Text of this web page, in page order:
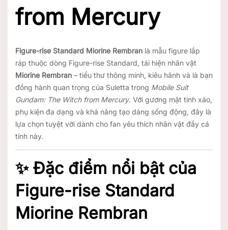
from Mercury
Figure-rise Standard Miorine Rembran là mẫu figure lắp
ráp thuộc dòng Figure-rise Standard, tái hiện nhân vật
Miorine Rembran – tiểu thư thông minh, kiêu hãnh và là bạn
đồng hành quan trọng của Suletta trong Mobile Suit
Gundam: The Witch from Mercury. Với gương mặt tinh xảo,
phụ kiện đa dạng và khả năng tạo dáng sống động, đây là
lựa chọn tuyệt vời dành cho fan yêu thích nhân vật đầy cá
tính này.
✨ Đặc điểm nổi bật của
Figure-rise Standard
Miorine Rembran